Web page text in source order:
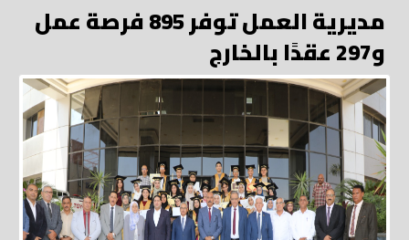
مديرية العمل توفر 895 فرصة عمل
و297 عقدًا بالخارج